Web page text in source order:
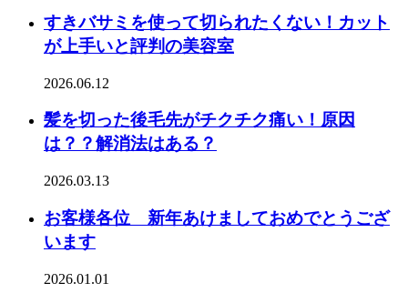
すきバサミを使って切られたくない！カット
が上手いと評判の美容室
2026.06.12
髪を切った後毛先がチクチク痛い！原因
は？？解消法はある？
2026.03.13
お客様各位 新年あけましておめでとうござ
います
2026.01.01